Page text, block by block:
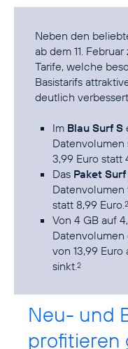
Neben den
ab dem 11.
Tarife, welche
Basistarifs
deutlich verbessert.
Im Blau Surf S
3,99 Euro statt
Das Paket
Datenvolumen
statt 8,99 Euro. 2
Von 4 GB auf
Datenvolumen
von 13,99
sinkt. 2
Neu- und
profitieren